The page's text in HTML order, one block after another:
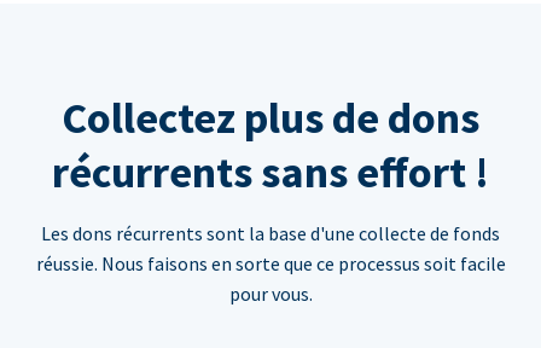
Collectez plus de dons
récurrents sans effort !
Les dons récurrents sont la base d'une collecte de fonds
réussie. Nous faisons en sorte que ce processus soit facile
pour vous.